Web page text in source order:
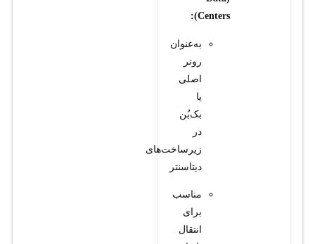
Centers):
به‌عنوان
روتر
اصلی
یا
بک‌بُن
در
زیرساخت‌های
دیتاسنتر
مناسب
برای
انتقال